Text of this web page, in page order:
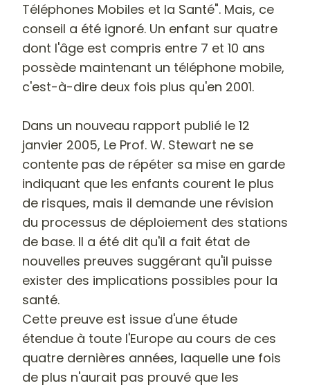
Téléphones Mobiles et la Santé". Mais, ce
conseil a été ignoré. Un enfant sur quatre
dont l'âge est compris entre 7 et 10 ans
possède maintenant un téléphone mobile,
c'est-à-dire deux fois plus qu'en 2001.
Dans un nouveau rapport publié le 12
janvier 2005, Le Prof. W. Stewart ne se
contente pas de répéter sa mise en garde
indiquant que les enfants courent le plus
de risques, mais il demande une révision
du processus de déploiement des stations
de base. Il a été dit qu'il a fait état de
nouvelles preuves suggérant qu'il puisse
exister des implications possibles pour la
santé.
Cette preuve est issue d'une étude
étendue à toute l'Europe au cours de ces
quatre dernières années, laquelle une fois
de plus n'aurait pas prouvé que les